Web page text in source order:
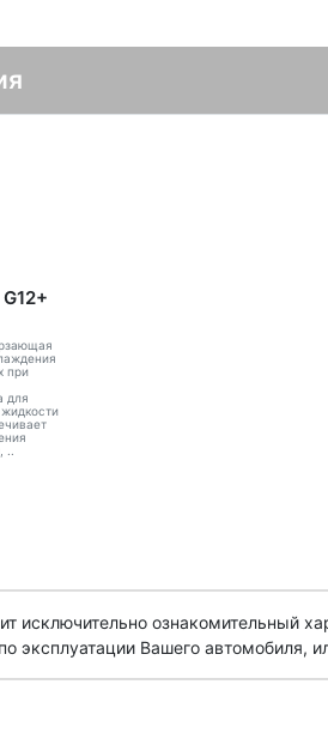
при
для
исключительно ознакомительный
эксплуатации Вашего автомобиля,